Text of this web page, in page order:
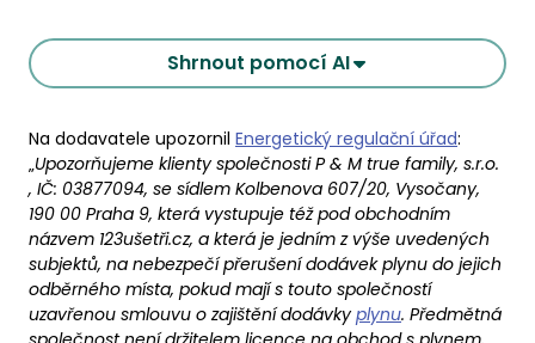
Shrnout pomocí AI
Na dodavatele upozornil Energetický regulační úřad:
„Upozorňujeme klienty společnosti P & M true family, s.r.o.
, IČ: 03877094, se sídlem Kolbenova 607/20, Vysočany,
190 00 Praha 9, která vystupuje též pod obchodním
názvem 123ušetři.cz, a která je jedním z výše uvedených
subjektů, na nebezpečí přerušení dodávek plynu do jejich
odběrného místa, pokud mají s touto společností
uzavřenou smlouvu o zajištění dodávkyplynu. Předmětná